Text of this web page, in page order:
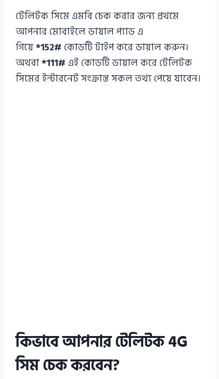
টেলিটক সিমে এমবি চেক করার জন্য প্রথমে
আপনার মোবাইলে ডায়াল প্যাড এ
গিয়ে*152# কোডটি টাইপ করে ডায়াল করুন।
অথবা*111# এই কোডটি ডায়াল করে টেলিটক
সিমের ইন্টারনেট সংক্রান্ত সকল তথ্য পেয়ে যাবেন।
কিভাবে আপনার টেলিটক 4G
সিম চেক করবেন?